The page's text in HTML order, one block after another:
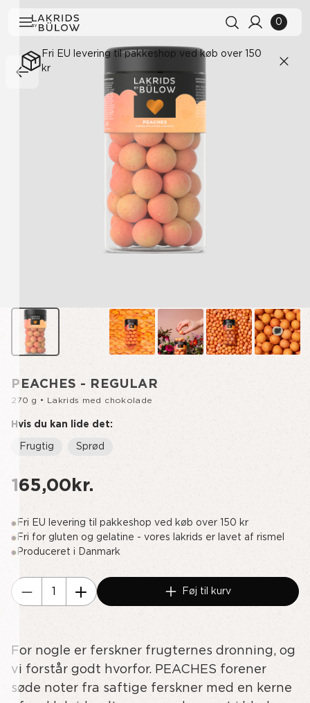
0
Fri EU levering til pakkeshop ved køb over 150
kr
PEACHES - REGULAR
270 g • Lakrids med chokolade
Hvis du kan lide det:
Frugtig Sprød
165,00kr.
Fri EU levering til pakkeshop ved køb over 150 kr
Fri for gluten og gelatine - vores lakrids er lavet af rismel
Produceret i Danmark
Aktuelt
lager:
undefined
Øg
PEACHES
-
REGULAR
Føj til kurv
For nogle er ferskner frugternes dronning, og
vi forstår godt hvorfor. PEACHES forener
søde noter fra saftige ferskner med en kerne